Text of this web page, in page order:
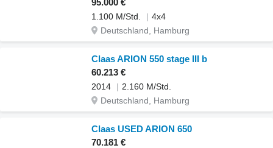
95.000 €
1.100 M/Std.
4x4
Deutschland, Hamburg
Claas ARION 550 stage III b
60.213 €
2014
2.160 M/Std.
Deutschland, Hamburg
Claas USED ARION 650
70.181 €